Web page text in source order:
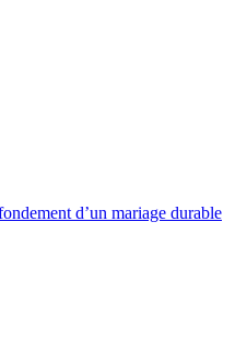
d’un mariage durable